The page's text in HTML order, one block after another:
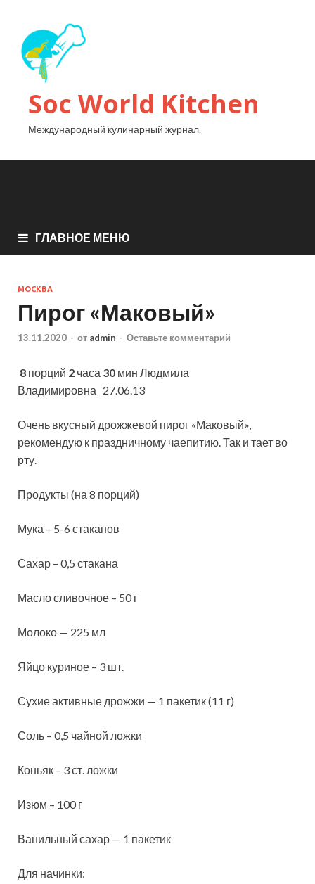
Soc World Kitchen
Международный кулинарный журнал.
ГЛАВНОЕ МЕНЮ
МОСКВА
Пирог «Маковый»
13.11.2020 - от admin - Оставьте комментарий
8 порций 2 часа 30 мин Людмила
Владимировна 27.06.13
Очень вкусный дрожжевой пирог «Маковый»,
рекомендую к праздничному чаепитию. Так и тает во
рту.
Продукты (на 8 порций)
Мука – 5-6 стаканов
Сахар – 0,5 стакана
Масло сливочное – 50 г
Молоко — 225 мл
Яйцо куриное – 3 шт.
Сухие активные дрожжи — 1 пакетик (11 г)
Соль – 0,5 чайной ложки
Коньяк – 3 ст. ложки
Изюм – 100 г
Ванильный сахар — 1 пакетик
Для начинки: